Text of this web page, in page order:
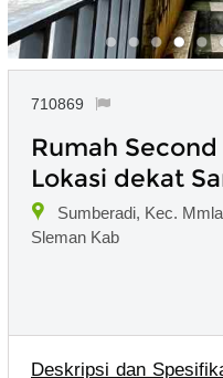
710869
Rumah
Lokasi dekat
Sumberadi, Kec.
Sleman Kab
Deskripsi dan